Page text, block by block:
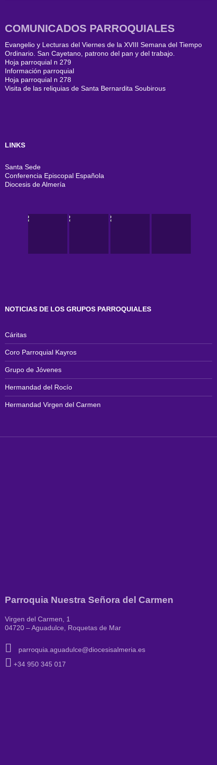
COMUNICADOS PARROQUIALES
Evangelio y Lecturas del Viernes de la XVIII Semana del Tiempo
Ordinario. San Cayetano, patrono del pan y del trabajo.
Hoja parroquial n 279
Información parroquial
Hoja parroquial n 278
Visita de las reliquias de Santa Bernardita Soubirous
LINKS
Santa Sede
Conferencia Episcopal Española
Diocesis de Almería
NOTICIAS DE LOS GRUPOS PARROQUIALES
Cáritas
Coro Parroquial Kayros
Grupo de Jóvenes
Hermandad del Rocío
Hermandad Virgen del Carmen
Parroquia Nuestra Señora del Carmen
Virgen del Carmen, 1
04720 – Aguadulce, Roquetas de Mar
parroquia.aguadulce@diocesisalmeria.es
+34 950 345 017